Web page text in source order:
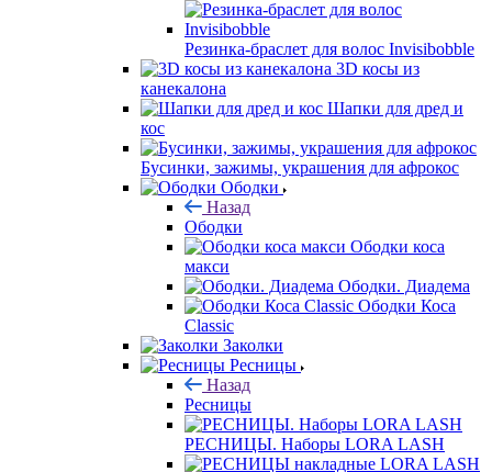
Резинка-браслет для волос Invisibobble
3D косы из
канекалона
Шапки для дред и
кос
Бусинки, зажимы, украшения для афрокос
Ободки
Назад
Ободки
Ободки коса
макси
Ободки. Диадема
Ободки Коса
Classic
Заколки
Ресницы
Назад
Ресницы
РЕСНИЦЫ. Наборы LORA LASH